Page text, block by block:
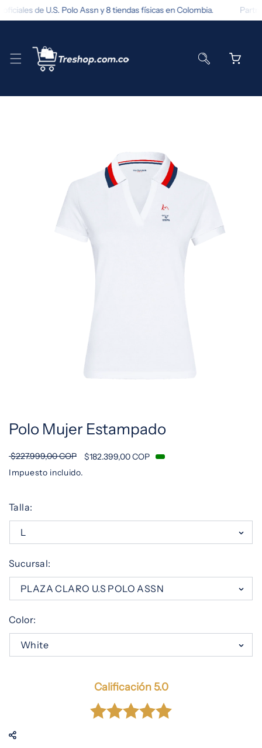
AL CONTENIDO
de U.S. Polo Assn y 8 tiendas físicas en Colombia.
LA INFORMACIÓN DEL PRODUCTO
en
una
modal
Polo Mujer Estampado
$227.999,00 COP
$182.399,00 COP
Impuesto incluido.
Talla:
Sucursal:
Color:
Calificación 5.0